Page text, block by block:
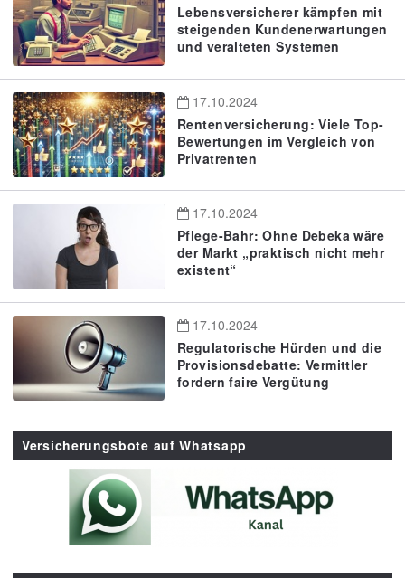
Lebensversicherer kämpfen mit
steigenden Kundenerwartungen
und veralteten Systemen
17.10.2024
Rentenversicherung: Viele Top-
Bewertungen im Vergleich von
Privatrenten
17.10.2024
Pflege-Bahr: Ohne Debeka wäre
der Markt „praktisch nicht mehr
existent“
17.10.2024
Regulatorische Hürden und die
Provisionsdebatte: Vermittler
fordern faire Vergütung
Versicherungsbote auf Whatsapp